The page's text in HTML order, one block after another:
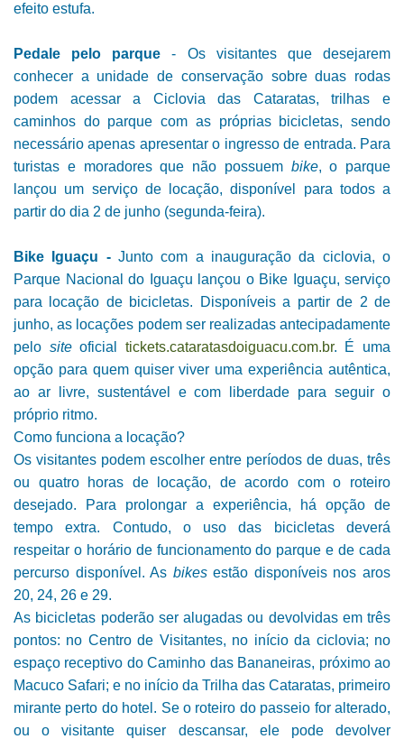
efeito estufa.
Pedale pelo parque - Os visitantes que desejarem
conhecer a unidade de conservação sobre duas rodas
podem acessar a Ciclovia das Cataratas, trilhas e
caminhos do parque com as próprias bicicletas, sendo
necessário apenas apresentar o ingresso de entrada. Para
turistas e moradores que não possuem bike, o parque
lançou um serviço de locação, disponível para todos a
partir do dia 2 de junho (segunda-feira).
Bike Iguaçu -Junto com a inauguração da ciclovia, o
Parque Nacional do Iguaçu lançou o Bike Iguaçu, serviço
para locação de bicicletas. Disponíveis a partir de 2 de
junho, as locações podem ser realizadas antecipadamente
pelo siteoficial tickets.cataratasdoiguacu.com.br. É uma
opção para quem quiser viver uma experiência autêntica,
ao ar livre, sustentável e com liberdade para seguir o
próprio ritmo.
Como funciona a locação?
Os visitantes podem escolher entre períodos de duas, três
ou quatro horas de locação, de acordo com o roteiro
desejado. Para prolongar a experiência, há opção de
tempo extra. Contudo, o uso das bicicletas deverá
respeitar o horário de funcionamento do parque e de cada
percurso disponível. As bikesestão disponíveis nos aros
20, 24, 26 e 29.
As bicicletas poderão ser alugadas ou devolvidas em três
pontos: no Centro de Visitantes, no início da ciclovia; no
espaço receptivo do Caminho das Bananeiras, próximo ao
Macuco Safari; e no início da Trilha das Cataratas, primeiro
mirante perto do hotel. Se o roteiro do passeio for alterado,
ou o visitante quiser descansar, ele pode devolver